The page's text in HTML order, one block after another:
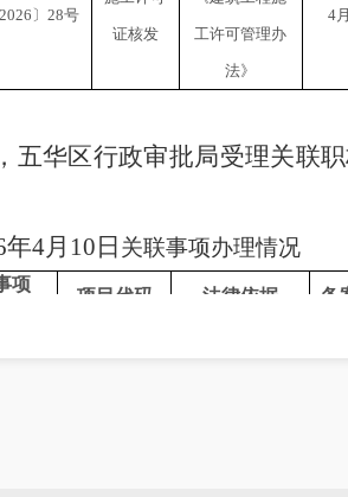
2026 〕 28号
证核发 工许可管理办
法》
4月
， 五华区行政审批局受理关联
年4月 10 日 关联事项办理情况
项
项目代码 法律依据 备